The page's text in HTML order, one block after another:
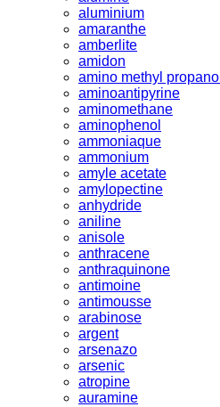
aluminium
amaranthe
amberlite
amidon
amino methyl propanol
aminoantipyrine
aminomethane
aminophenol
ammoniaque
ammonium
amyle acetate
amylopectine
anhydride
aniline
anisole
anthracene
anthraquinone
antimoine
antimousse
arabinose
argent
arsenazo
arsenic
atropine
auramine